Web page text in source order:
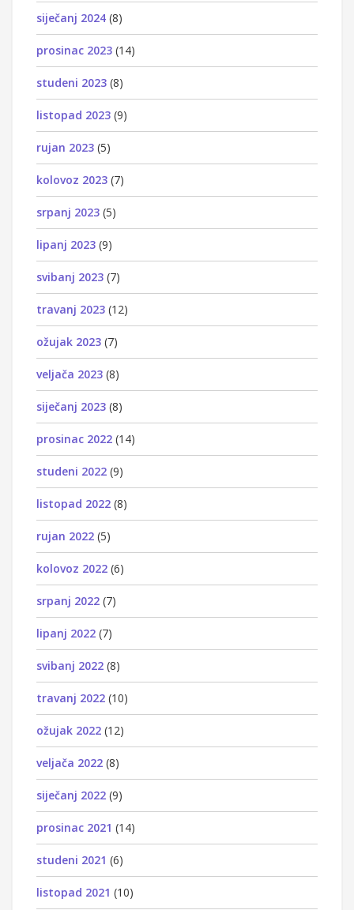
siječanj 2024 (8)
prosinac 2023 (14)
studeni 2023 (8)
listopad 2023 (9)
rujan 2023 (5)
kolovoz 2023 (7)
srpanj 2023 (5)
lipanj 2023 (9)
svibanj 2023 (7)
travanj 2023 (12)
ožujak 2023 (7)
veljača 2023 (8)
siječanj 2023 (8)
prosinac 2022 (14)
studeni 2022 (9)
listopad 2022 (8)
rujan 2022 (5)
kolovoz 2022 (6)
srpanj 2022 (7)
lipanj 2022 (7)
svibanj 2022 (8)
travanj 2022 (10)
ožujak 2022 (12)
veljača 2022 (8)
siječanj 2022 (9)
prosinac 2021 (14)
studeni 2021 (6)
listopad 2021 (10)